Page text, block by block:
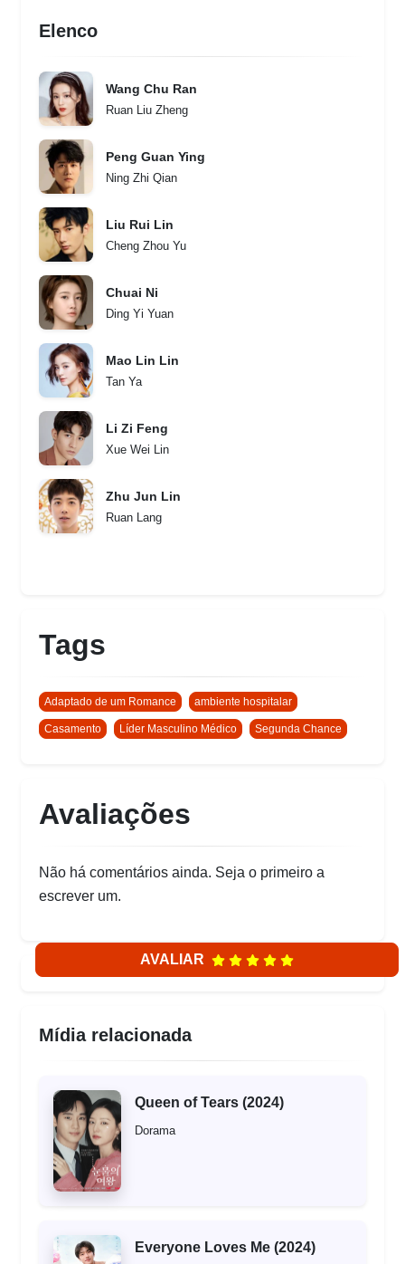
Elenco
Wang Chu Ran
Ruan Liu Zheng
Peng Guan Ying
Ning Zhi Qian
Liu Rui Lin
Cheng Zhou Yu
Chuai Ni
Ding Yi Yuan
Mao Lin Lin
Tan Ya
Li Zi Feng
Xue Wei Lin
Zhu Jun Lin
Ruan Lang
Tags
Adaptado de um Romance ambiente hospitalar
Casamento Líder Masculino Médico Segunda Chance
Avaliações
Não há comentários ainda. Seja o primeiro a
escrever um.
AVALIAR
Mídia relacionada
Queen of Tears (2024)
Dorama
Everyone Loves Me (2024)